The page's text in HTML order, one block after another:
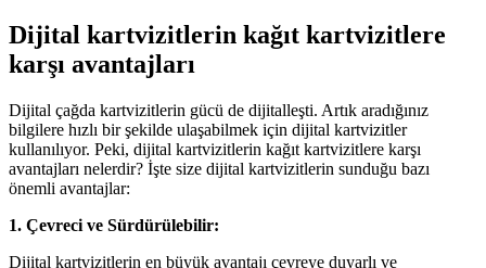
Dijital kartvizitlerin kağıt kartvizitlere
karşı avantajları
Dijital çağda kartvizitlerin gücü de dijitalleşti. Artık aradığınız
bilgilere hızlı bir şekilde ulaşabilmek için dijital kartvizitler
kullanılıyor. Peki, dijital kartvizitlerin kağıt kartvizitlere karşı
avantajları nelerdir? İşte size dijital kartvizitlerin sunduğu bazı
önemli avantajlar:
1. Çevreci ve Sürdürülebilir:
Dijital kartvizitlerin en büyük avantajı çevreye duyarlı ve